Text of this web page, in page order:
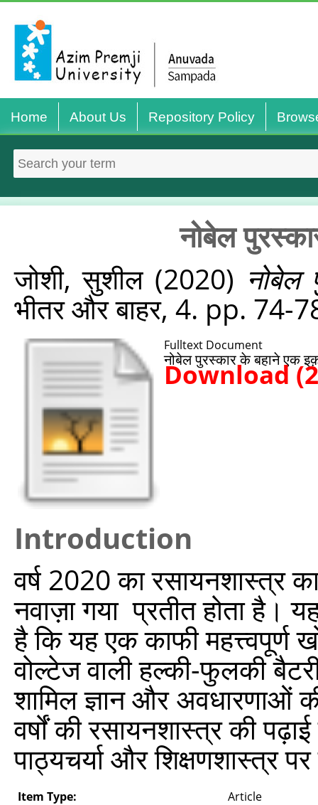
Home About Us Repository Policy
नोबेल
जोशी, सुशील (2020) नोबेल
भीतर और बाहर, 4. pp. 74-
Fulltext Document
नोबेल पुरस्कार के बहाने एक
Download
Introduction
वर्ष 2020 का रसायनशास्त्र
नवाज़ा गया प्रतीत होता
है कि यह एक काफी महत्त्वपूर्ण
वोल्टेज वाली हल्की-फुलकी
शामिल ज्ञान और
वर्षों की रसायनशास्त्र की
पाठ्यचर्या और शिक्षणशास्त्र
Item Type:
Article